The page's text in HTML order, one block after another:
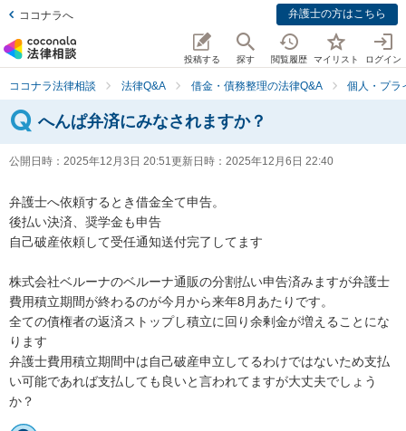
ココナラへ 弁護士の方はこちら
投稿する 探す 閲覧履歴 マイリスト ログイン
ココナラ法律相談 法律Q&A 借金・債務整理の法律Q&A 個人・プラ
へんぱ弁済にみなされますか？
公開日時： 2025年12月3日 20:51更新日時： 2025年12月6日 22:40
弁護士へ依頼するとき借金全て申告。
後払い決済、奨学金も申告
自己破産依頼して受任通知送付完了してます
株式会社ベルーナのベルーナ通販の分割払い申告済みますが弁護士
費用積立期間が終わるのが今月から来年8月あたりです。
全ての債権者の返済ストップし積立に回り余剰金が増えることにな
ります
弁護士費用積立期間中は自己破産申立してるわけではないため支払
い可能であれば支払しても良いと言われてますが大丈夫でしょう
か？